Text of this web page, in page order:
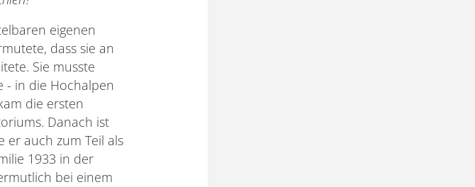
eigenen
dass sie an
Sie musste
- in die Hochalpen
die ersten
Danach ist
er auch zum Teil als
1933 in der
bei einem